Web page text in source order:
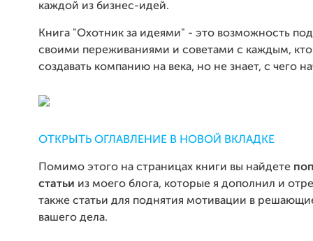
каждой из бизнес-идей.
Книга "Охотник за идеями" - это возможность
своими переживаниями и советами с каждым, кто
создавать компанию на века, но не знает, с чего
ОТКРЫТЬ ОГЛАВЛЕНИЕ В НОВОЙ ВКЛАДКЕ
Помимо этого на страницах книги вы найдете
статьи из моего блога, которые я дополнил и
также статьи для поднятия мотивации в
вашего дела.